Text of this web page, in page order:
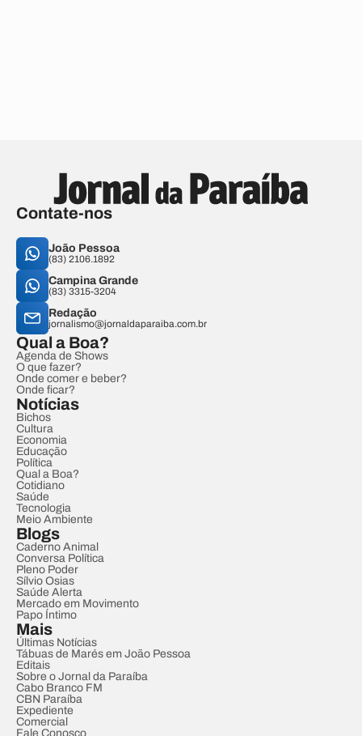
Contate-nos
João Pessoa
(83) 2106.1892
Campina Grande
(83) 3315-3204
Redação
jornalismo@jornaldaparaiba.com.br
Qual a Boa?
Agenda de Shows
O que fazer?
Onde comer e beber?
Onde ficar?
Notícias
Bichos
Cultura
Economia
Educação
Política
Qual a Boa?
Cotidiano
Saúde
Tecnologia
Meio Ambiente
Blogs
Caderno Animal
Conversa Política
Pleno Poder
Sílvio Osias
Saúde Alerta
Mercado em Movimento
Papo Íntimo
Mais
Últimas Notícias
Tábuas de Marés em João Pessoa
Editais
Sobre o Jornal da Paraíba
Cabo Branco FM
CBN Paraíba
Expediente
Comercial
Fale Conosco